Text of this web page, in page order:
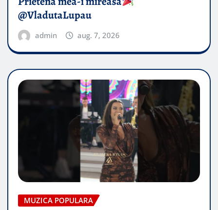
@VladutaLupau
admin aug. 7, 2026
MUZICA POPULARA